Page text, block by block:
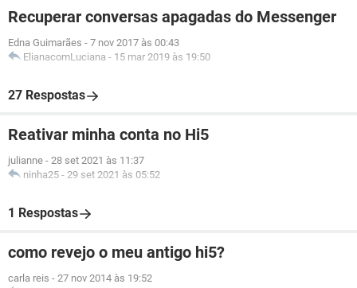
Recuperar conversas apagadas do Messenger
Edna Guimarães - 7 nov 2017 às 00:43
ElianacomLuciana - 15 mar 2019 às 19:50
27 Respostas
Reativar minha conta no Hi5
julianne - 28 set 2021 às 11:37
ninha25 - 29 set 2021 às 05:52
1 Respostas
como revejo o meu antigo hi5?
carla reis - 27 nov 2014 às 19:52